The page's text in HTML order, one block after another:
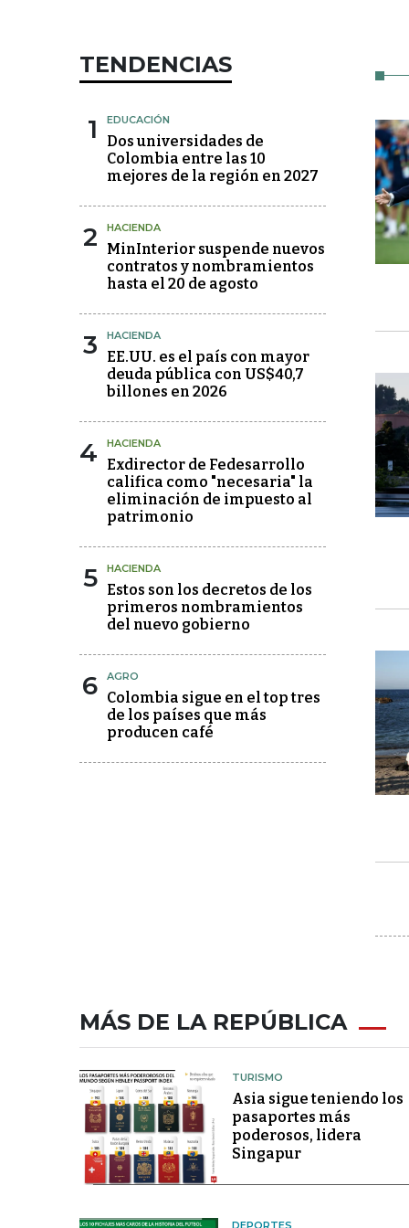
TENDENCIAS
1 EDUCACIÓN
Dos universidades de
Colombia entre las 10
mejores de la región en 2027
2 HACIENDA
MinInterior suspende nuevos
contratos y nombramientos
hasta el 20 de agosto
3 HACIENDA
EE.UU. es el país con mayor
deuda pública con US$40,7
billones en 2026
4 HACIENDA
Exdirector de Fedesarrollo
califica como "necesaria" la
eliminación de impuesto al
patrimonio
5 HACIENDA
Estos son los decretos de los
primeros nombramientos
del nuevo gobierno
6 AGRO
Colombia sigue en el top tres
de los países que más
producen café
MÁS DE LA REPÚBLICA
TURISMO
Asia sigue teniendo los
pasaportes más
poderosos, lidera
Singapur
DEPORTES